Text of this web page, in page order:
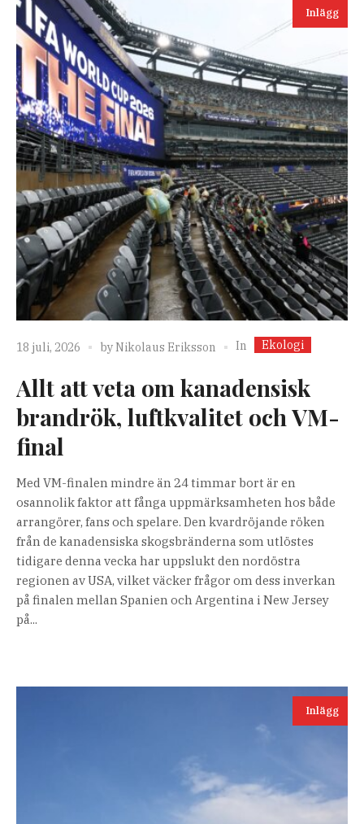
Inlägg
18 juli, 2026 byNikolaus Eriksson In Ekologi
Allt att veta om kanadensisk
brandrök, luftkvalitet och VM-
final
Med VM-finalen mindre än 24 timmar bort är en
osannolik faktor att fånga uppmärksamheten hos både
arrangörer, fans och spelare. Den kvardröjande röken
från de kanadensiska skogsbränderna som utlöstes
tidigare denna vecka har uppslukt den nordöstra
regionen av USA, vilket väcker frågor om dess inverkan
på finalen mellan Spanien och Argentina i New Jersey
på...
Inlägg